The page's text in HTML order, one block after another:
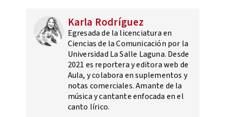
Karla Rodríguez
Egresada de la licenciatura en
Ciencias de la Comunicación por la
Universidad La Salle Laguna. Desde
2021 es reportera y editora web de
Aula, y colabora en suplementos y
notas comerciales. Amante de la
música y cantante enfocada en el
canto lírico.